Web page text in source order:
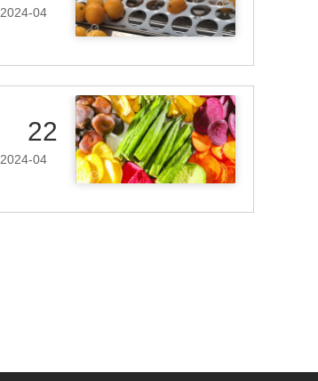
2024-04
22
2024-04